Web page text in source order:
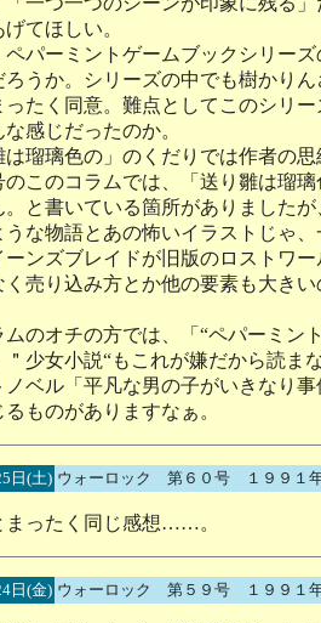
てほしい。
パーミントゲームブックシリー
ろうか。シリーズの中でも樹かり
ったく同意。難点としてこのシリ
感じだったのか。
瑠璃色の」のくだりでは作者の
のこのコラムでは、「送り雛は瑠
。と書いている箇所がありました
うな物語とあの怖いイラストじゃ
ーンズブレイドが旧版のロストワ
く売り込み方とか他の要素も大き
のオチの方では、「“ペパーミン
＂少女小説“もこれが嫌だから読ま
ノベル「平凡な男の子がいきなり
ものがありますなぁ。
日(土) ウォーロック 第６０号 １９９１
ったく同じ感想……。
日(金) ウォーロック 第５９号 １９９１